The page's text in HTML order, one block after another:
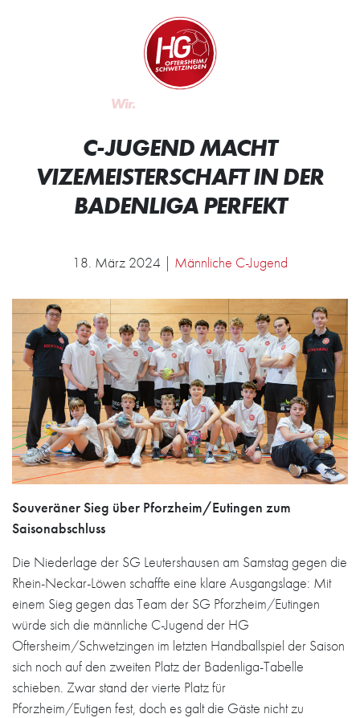
Zur Startseite
Wir.
C-JUGEND MACHT
VIZEMEISTERSCHAFT IN DER
BADENLIGA PERFEKT
18. März 2024 | Männliche C-Jugend
Souveräner Sieg über Pforzheim/Eutingen zum
Saisonabschluss
Die Niederlage der SG Leutershausen am Samstag gegen die
Rhein-Neckar-Löwen schaffte eine klare Ausgangslage: Mit
einem Sieg gegen das Team der SG Pforzheim/Eutingen
würde sich die männliche C-Jugend der HG
Oftersheim/Schwetzingen im letzten Handballspiel der Saison
sich noch auf den zweiten Platz der Badenliga-Tabelle
schieben. Zwar stand der vierte Platz für
Pforzheim/Eutigen fest, doch es galt die Gäste nicht zu